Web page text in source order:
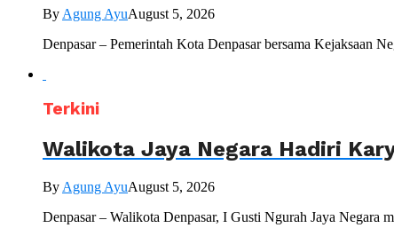
By Agung AyuAugust 5, 2026
Denpasar – Pemerintah Kota Denpasar bersama Kejaksaan
Terkini
Walikota Jaya Negara Hadiri
By Agung AyuAugust 5, 2026
Denpasar – Walikota Denpasar, I Gusti Ngurah Jaya Negara